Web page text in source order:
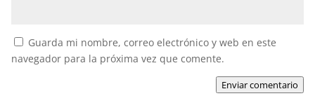
Guarda mi nombre, correo electrónico y web en este
navegador para la próxima vez que comente.
Enviar comentario